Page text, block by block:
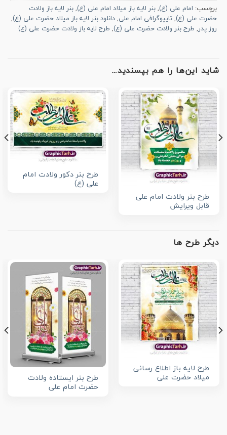
برچسب: امام علی (ع), بنر لایه باز میلاد امام علی (ع), بنر لایه باز ولادت
حضرت علی (ع), تایپوگرافی امام علی, دانلود بنر لایه باز میلاد حضرت علی (ع),
روز پدر, طرح بنر ولادت حضرت علی (ع), طرح لایه باز ولادت حضرت علی (ع)
شاید این‌ها را هم بپسندید…
طرح بنر ولادت امام علی
قابل ویرایش
طرح بنر دکور ولادت امام
علی (ع)
دیگر طرح ها
طرح لایه باز اطلاع رسانی
میلاد حضرت علی
طرح بنر ایستاده ولادت
حضرت امام علی